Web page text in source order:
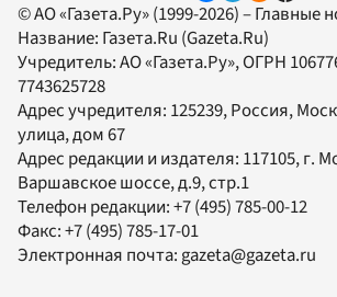
© АО «Газета.Ру» (1999-2026) – Главные
Название: Газета.Ru (Gazeta.Ru)
Учредитель:АО «Газета.Ру», ОГРН
7743625728
Адрес учредителя: 125239, Россия,
улица, дом 67
Адрес редакции и издателя: 117105, г.
Варшавское шоссе, д.9, стр.1
Телефон редакции:+7 (495) 785-00-12
Факс:+7 (495) 785-17-01
Электронная почта:gazeta@gazeta.ru